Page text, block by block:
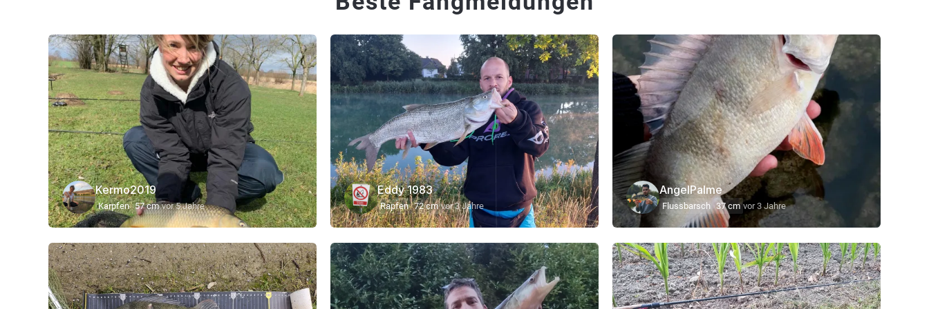
Kermo2019
Karpfen 57 cm vor 5 Jahre
Eddy 1983
Rapfen 72 cm vor 3 Jahre
AngelPalme
Flussbarsch 37 cm vor 3 Jahre